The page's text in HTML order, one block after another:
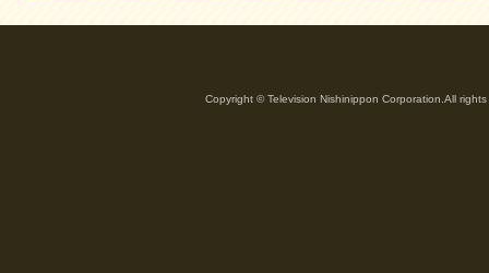
Copyright © Television Nishinippon Corporation.All